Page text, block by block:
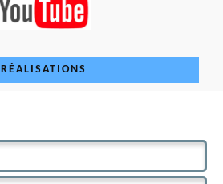
RÉALISATIONS